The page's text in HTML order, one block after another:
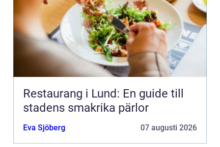
Restaurang i Lund: En guide till
stadens smakrika pärlor
Eva Sjöberg 07 augusti 2026